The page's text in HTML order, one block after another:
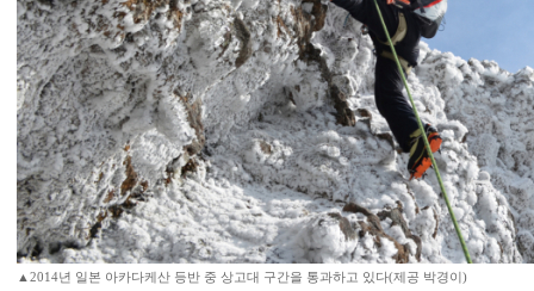
▲2014년 일본 아카다케산 등반 중 상고대 구간을 통과하고 있다(제공 박경이)